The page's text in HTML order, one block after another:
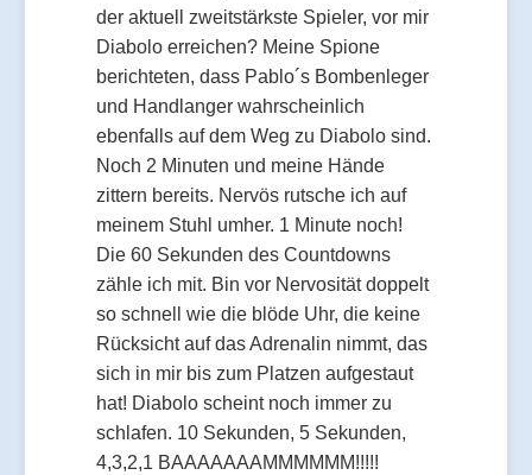
der aktuell zweitstärkste Spieler, vor mir
Diabolo erreichen? Meine Spione
berichteten, dass Pablo´s Bombenleger
und Handlanger wahrscheinlich
ebenfalls auf dem Weg zu Diabolo sind.
Noch 2 Minuten und meine Hände
zittern bereits. Nervös rutsche ich auf
meinem Stuhl umher. 1 Minute noch!
Die 60 Sekunden des Countdowns
zähle ich mit. Bin vor Nervosität doppelt
so schnell wie die blöde Uhr, die keine
Rücksicht auf das Adrenalin nimmt, das
sich in mir bis zum Platzen aufgestaut
hat! Diabolo scheint noch immer zu
schlafen. 10 Sekunden, 5 Sekunden,
4,3,2,1 BAAAAAAAMMMMMM!!!!!